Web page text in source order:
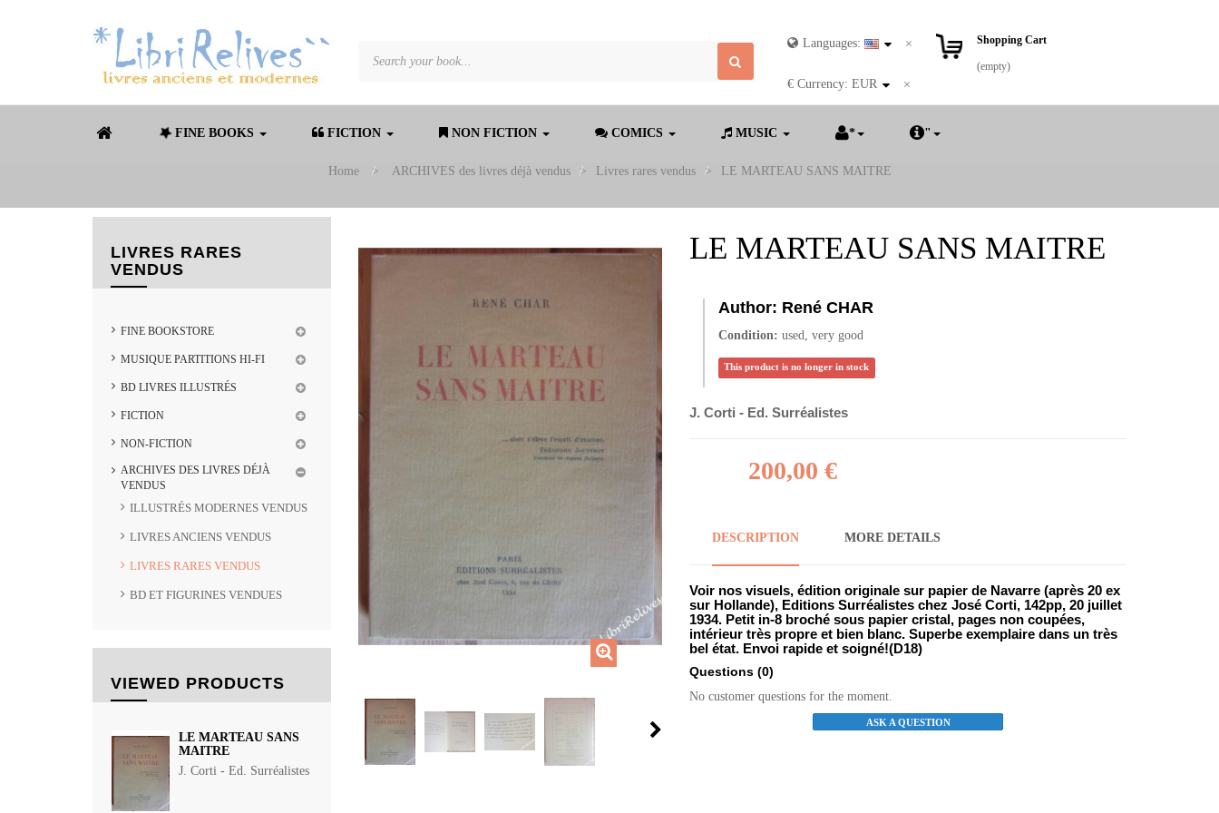
Languages:
€ Currency: EUR
Shopping Cart
(empty)
FINE BOOKS FICTION NON FICTION COMICS MUSIC * "
Home > ARCHIVES des livres déjà vendus > Livres rares vendus > LE MARTEAU SANS MAITRE
LIVRES RARES
VENDUS
FINE BOOKSTORE
MUSIQUE PARTITIONS HI-FI
BD LIVRES ILLUSTRÉS
FICTION
NON-FICTION
ARCHIVES DES LIVRES DÉJÀ
VENDUS
ILLUSTRÉS MODERNES VENDUS
LIVRES ANCIENS VENDUS
LIVRES RARES VENDUS
BD ET FIGURINES VENDUES
VIEWED PRODUCTS
LE MARTEAU SANS
MAITRE
J. Corti - Ed. Surréalistes
LE MARTEAU SANS MAITRE
Author: René CHAR
Condition: used, very good
This product is no longer in stock
J. Corti - Ed. Surréalistes
200,00 €
DESCRIPTION MORE DETAILS
Voir nos visuels, édition originale sur papier de Navarre (après 20 ex
sur Hollande), Editions Surréalistes chez José Corti, 142pp, 20 juillet
1934. Petit in-8 broché sous papier cristal, pages non coupées,
intérieur très propre et bien blanc. Superbe exemplaire dans un très
bel état. Envoi rapide et soigné!(D18)
Questions(0)
No customer questions for the moment.
ASK A QUESTION